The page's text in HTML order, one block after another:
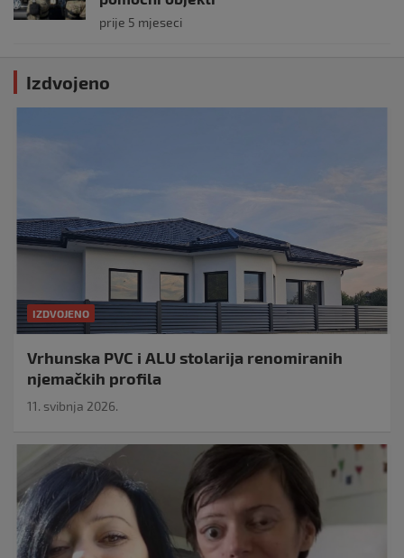
prije 5 mjeseci
Izdvojeno
IZDVOJENO
Vrhunska PVC i ALU stolarija renomiranih
njemačkih profila
11. svibnja 2026.